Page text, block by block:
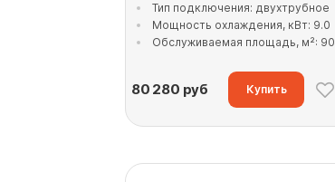
Тип подключения: двухтрубное
Мощность охлаждения, кВт: 9.0
Обслуживаемая площадь, м²: 90
80 280 руб Купить